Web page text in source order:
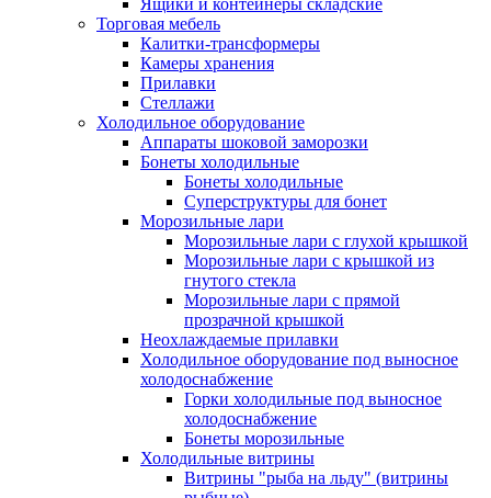
Ящики и контейнеры складские
Торговая мебель
Калитки-трансформеры
Камеры хранения
Прилавки
Стеллажи
Холодильное оборудование
Аппараты шоковой заморозки
Бонеты холодильные
Бонеты холодильные
Суперструктуры для бонет
Морозильные лари
Морозильные лари с глухой крышкой
Морозильные лари с крышкой из
гнутого стекла
Морозильные лари с прямой
прозрачной крышкой
Неохлаждаемые прилавки
Холодильное оборудование под выносное
холодоснабжение
Горки холодильные под выносное
холодоснабжение
Бонеты морозильные
Холодильные витрины
Витрины "рыба на льду" (витрины